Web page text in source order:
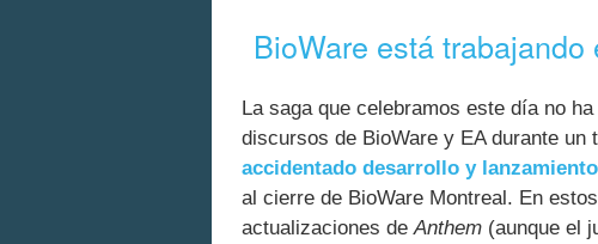
BioWare está trabajando
La saga que celebramos este día no
discursos de BioWare y EA durante un
accidentado desarrollo y lanzamiento
al cierre de BioWare Montreal. En
actualizaciones de Anthem (aunque el